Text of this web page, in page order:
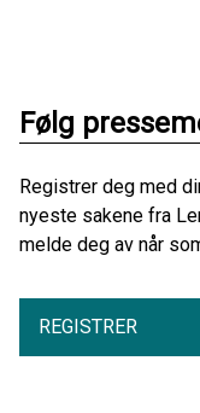
Følg
Registrer deg med
nyeste sakene fra
melde deg av når
REGISTRER